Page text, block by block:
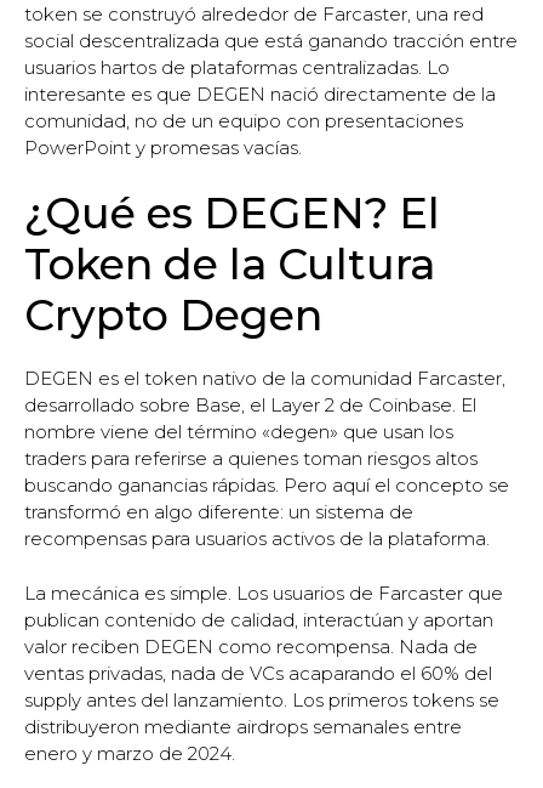
token se construyó alrededor de Farcaster, una red
social descentralizada que está ganando tracción entre
usuarios hartos de plataformas centralizadas. Lo
interesante es que DEGEN nació directamente de la
comunidad, no de un equipo con presentaciones
PowerPoint y promesas vacías.
¿Qué es DEGEN? El
Token de la Cultura
Crypto Degen
DEGEN es el token nativo de la comunidad Farcaster,
desarrollado sobre Base, el Layer 2 de Coinbase. El
nombre viene del término «degen» que usan los
traders para referirse a quienes toman riesgos altos
buscando ganancias rápidas. Pero aquí el concepto se
transformó en algo diferente: un sistema de
recompensas para usuarios activos de la plataforma.
La mecánica es simple. Los usuarios de Farcaster que
publican contenido de calidad, interactúan y aportan
valor reciben DEGEN como recompensa. Nada de
ventas privadas, nada de VCs acaparando el 60% del
supply antes del lanzamiento. Los primeros tokens se
distribuyeron mediante airdrops semanales entre
enero y marzo de 2024.